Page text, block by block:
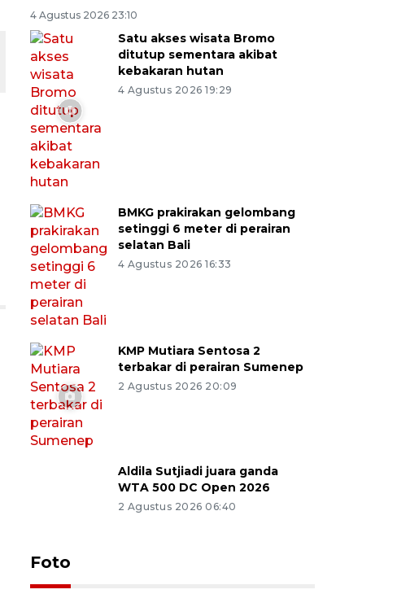
4 Agustus 2026 23:10
Satu akses wisata Bromo
ditutup sementara akibat
kebakaran hutan
4 Agustus 2026 19:29
BMKG prakirakan gelombang
setinggi 6 meter di perairan
selatan Bali
4 Agustus 2026 16:33
KMP Mutiara Sentosa 2
terbakar di perairan Sumenep
2 Agustus 2026 20:09
Aldila Sutjiadi juara ganda
WTA 500 DC Open 2026
2 Agustus 2026 06:40
Foto